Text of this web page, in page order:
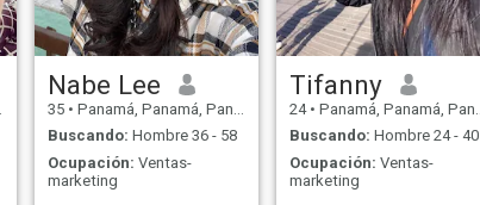
Nabe Lee
35 • Panamá, Panamá, Panamá
Buscando: Hombre 36 - 58
Ocupación: Ventas-
marketing
Tifanny
24 • Panamá, Panamá, Panamá
Buscando: Hombre 24 - 40
Ocupación: Ventas-
marketing